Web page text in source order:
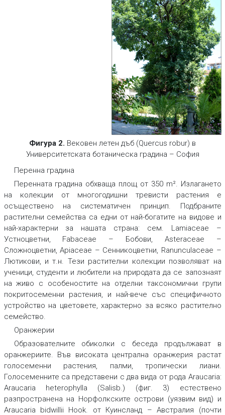
Фигура 2. Вековен летен дъб (Quercus robur) в
Университетската ботаническа градина – София
Перенна градина
Перенната градина обхваща площ от 350 m². Излагането
на колекции от многогодишни тревисти растения е
осъществено на систематичен принцип. Подбраните
растителни семейства са едни от най-богатите на видове и
най-характерни за нашата страна: сем. Lamiaceae –
Устноцветни, Fabaceae – Бобови, Asteraceae –
Сложноцветни, Apiaceae – Сенникоцветни, Ranunculaceae –
Лютикови, и т.н. Тези растителни колекции позволяват на
ученици, студенти и любители на природата да се запознаят
на живо с особеностите на отделни таксономични групи
покритосеменни растения, и най-вече със специфичното
устройство на цветовете, характерно за всяко растително
семейство.
Оранжерии
Образователните обиколки с беседа продължават в
оранжериите. Във високата централна оранжерия растат
голосеменни растения, палми, тропически лиани.
Голосеменните са представени с два вида от рода Araucaria:
Araucaria heterophylla (Salisb.) (фиг. 3) естествено
разпространена на Норфолкските острови (уязвим вид) и
Araucaria bidwilliiHook. от Куинсланд – Австралия (почти